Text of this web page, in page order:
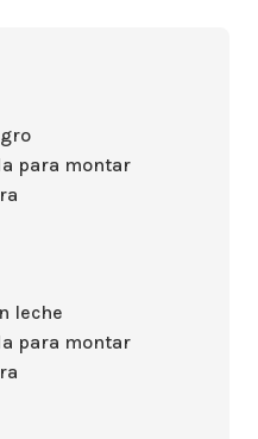
para montar
leche
para montar